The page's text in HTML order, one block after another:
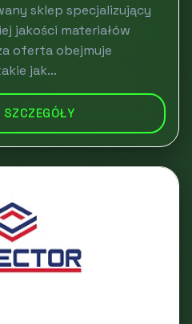
sklep specjalizujący
jakości materiałów
oferta obejmuje
jak...